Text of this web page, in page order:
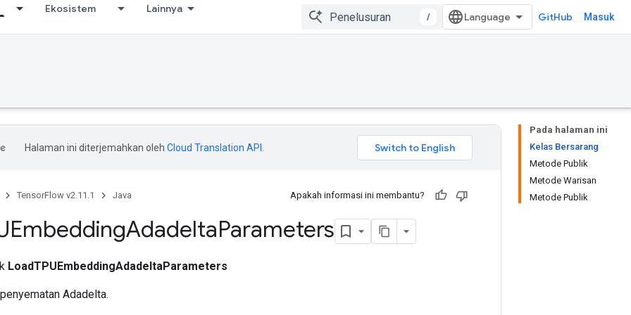
Ekosistem Lainnya
/ GitHub Masuk
Pada halaman ini
Kelas Bersarang
Metode Publik
Metode Warisan
Metode Publik
Halaman ini diterjemahkan oleh Cloud Translation API
TensorFlow v2.11.1 Java Apakah informasi ini membantu?
AdadeltaParameters
LoadTPUEmbeddingAdadeltaParameters
Adadelta.